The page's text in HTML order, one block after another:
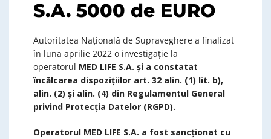
S.A. 5000 de EURO
Autoritatea Națională de Supraveghere a finalizat
în luna aprilie 2022 o investigație la
operatorul MED LIFE S.A. și a constatat
încălcarea dispozițiilor art. 32 alin. (1) lit. b),
alin. (2) și alin. (4) din Regulamentul General
privind Protecția Datelor (RGPD).
Operatorul MED LIFE S.A. a fost sancționat cu